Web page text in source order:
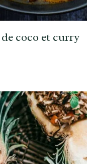
coco et curry